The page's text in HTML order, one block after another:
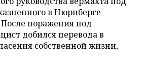
в Нюрнберге
поражения под
добился перевода в
собственной жизни,